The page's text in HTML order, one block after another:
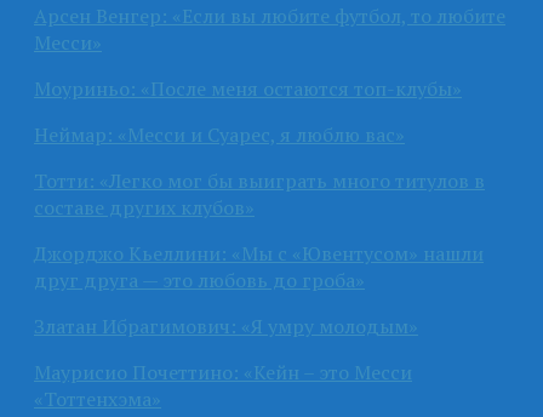
Арсен Венгер: «Если вы любите футбол, то любите
Месси»
Моуриньо: «После меня остаются топ-клубы»
Неймар: «Месси и Суарес, я люблю вас»
Тотти: «Легко мог бы выиграть много титулов в
составе других клубов»
Джорджо Кьеллини: «Мы с «Ювентусом» нашли
друг друга — это любовь до гроба»
Златан Ибрагимович: «Я умру молодым»
Маурисио Почеттино: «Кейн – это Месси
«Тоттенхэма»